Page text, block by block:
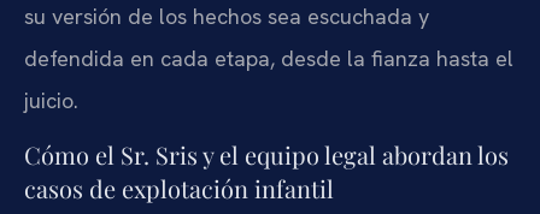
su versión de los hechos sea escuchada y
defendida en cada etapa, desde la fianza hasta el
juicio.
Cómo el Sr. Sris y el equipo legal abordan los
casos de explotación infantil